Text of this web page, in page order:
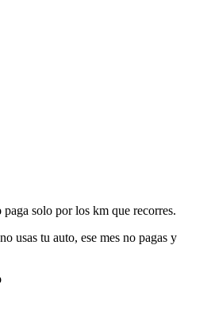
paga solo por los km que recorres.
usas tu auto, ese mes no pagas y